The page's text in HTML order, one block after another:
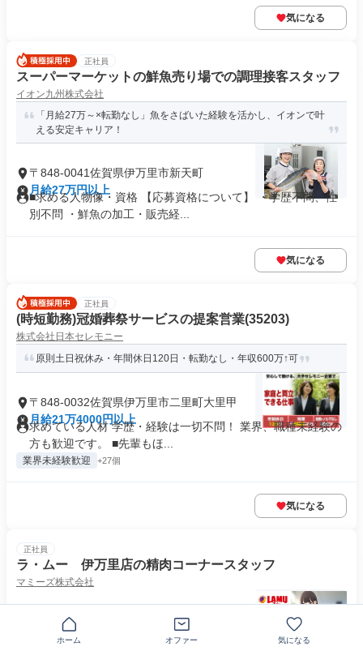
気になる
正社員
スーパーマーケットの鮮魚売り場での調理接客スタッフ
イオン九州株式会社
「月給27万～×転勤なし」魚をさばいた経験を活かし、イオンで叶
える安定キャリア！
〒848-0041佐賀県伊万里市新天町
月給27万円以上
■求める人物像・資格 【応募資格について】 ・学歴不問、性
別不問 ・鮮魚の加工・販売経...
気になる
正社員
(時短勤務)冠婚葬祭サービスの提案営業(35203)
株式会社日本セレモニー
原則土日祝休み・年間休日120日・転勤なし・年収600万↑可
〒848-0032佐賀県伊万里市二里町大里甲
月給21万4000円以上
求めている人材 学歴・経験は一切不問！ 業界、職種未経験の
方も歓迎です。 ■先輩もほ...
業界未経験歓迎 +27個
気になる
正社員
ラ・ムー 伊万里店の精肉コーナースタッフ
マミーズ株式会社
〒848-0000佐賀県伊万里市
月給19万円～22万円
求めている人材 普通自動車運転免許 経験のある方 年齢・学歴
ホーム オファー 気になる